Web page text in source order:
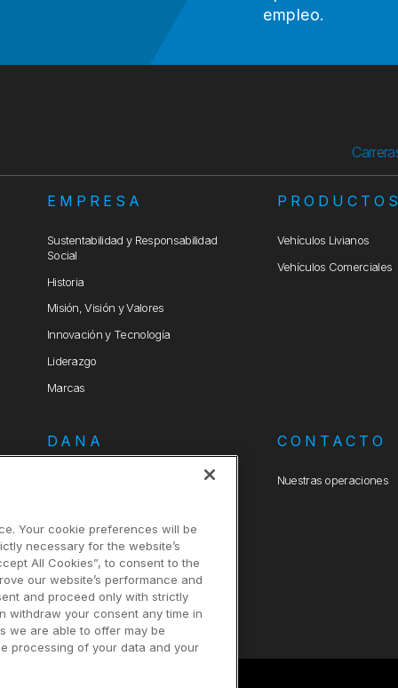
empleo.
EMPRESA
Sustentabilidad y Responsabilidad
Social
Historia
Misión, Visión y Valores
Innovación y Tecnología
Liderazgo
Marcas
Vehículos Livianos
Vehículos Comerciales
DANA
Política Integrada de Seguridad,
Criterios Ambientales para
Compras
CONTACTO
Nuestras operaciones
Your cookie preferences will be
necessary for the website’s
All Cookies”, to consent to the
our website’s performance and
and proceed only with strictly
withdraw your consent any time in
we are able to offer may be
processing of your data and your